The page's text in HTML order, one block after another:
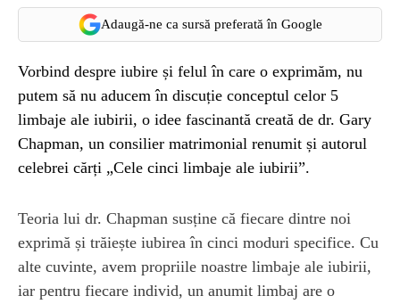
Adaugă-ne ca sursă preferată în Google
Vorbind despre iubire și felul în care o exprimăm, nu
putem să nu aducem în discuție conceptul celor 5
limbaje ale iubirii, o idee fascinantă creată de dr. Gary
Chapman, un consilier matrimonial renumit și autorul
celebrei cărți „Cele cinci limbaje ale iubirii”.
Teoria lui dr. Chapman susține că fiecare dintre noi
exprimă și trăiește iubirea în cinci moduri specifice. Cu
alte cuvinte, avem propriile noastre limbaje ale iubirii,
iar pentru fiecare individ, un anumit limbaj are o